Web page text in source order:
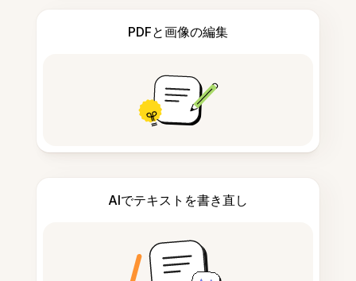
PDFと画像の編集
AIでテキストを書き直し